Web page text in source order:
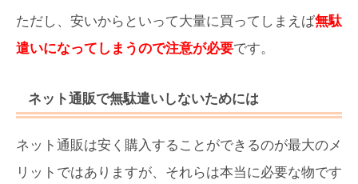
ただし、安いからといって大量に買ってしまえば無駄
遣いになってしまうので注意が必要です。
ネット通販で無駄遣いしないためには
ネット通販は安く購入することができるのが最大のメ
リットではありますが、それらは本当に必要な物です